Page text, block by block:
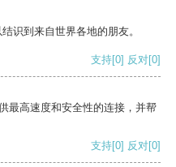
识到来自世界各地的朋友。
支持[0] 反对[0]
最高速度和安全性的连接，并帮
支持[0] 反对[0]